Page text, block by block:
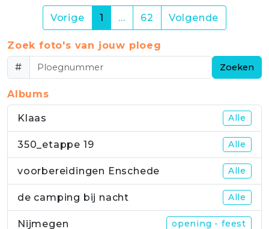
Vorige 1 (current)
… 62 Volgende
Zoek foto's van jouw ploeg
#
Zoeken
Albums
Klaas Alle
350_etappe 19 Alle
voorbereidingen Enschede Alle
de camping bij nacht Alle
Nijmegen opening - feest